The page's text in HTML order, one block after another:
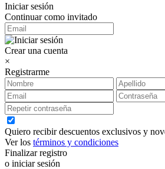
Iniciar sesión
Continuar como invitado
Crear una cuenta
×
Registrarme
Quiero recibir descuentos exclusivos y
Ver los términos y condiciones
Finalizar registro
o iniciar sesión